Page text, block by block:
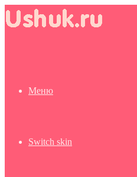
Меню
Switch skin